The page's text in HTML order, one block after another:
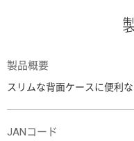
製品概要
スリムな背面ケースに便利
JANコード